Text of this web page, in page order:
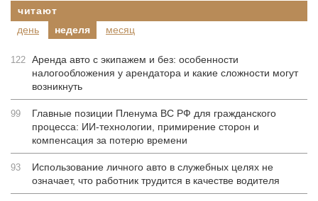
читают
день
неделя месяц
122 Аренда авто с экипажем и без: особенности
налогообложения у арендатора и какие сложности могут
возникнуть
99
Главные позиции Пленума ВС РФ для гражданского
процесса: ИИ-технологии, примирение сторон и
компенсация за потерю времени
93
Использование личного авто в служебных целях не
означает, что работник трудится в качестве водителя